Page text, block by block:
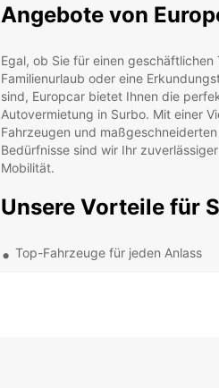
Angebote von
Egal, ob Sie für einen geschäftlichen
Familienurlaub oder eine
sind, Europcar bietet Ihnen die
Autovermietung in Surbo. Mit einer
Fahrzeugen und
Bedürfnisse sind wir Ihr
Mobilität.
Unsere Vorteile für
Top-Fahrzeuge für jeden Anlass